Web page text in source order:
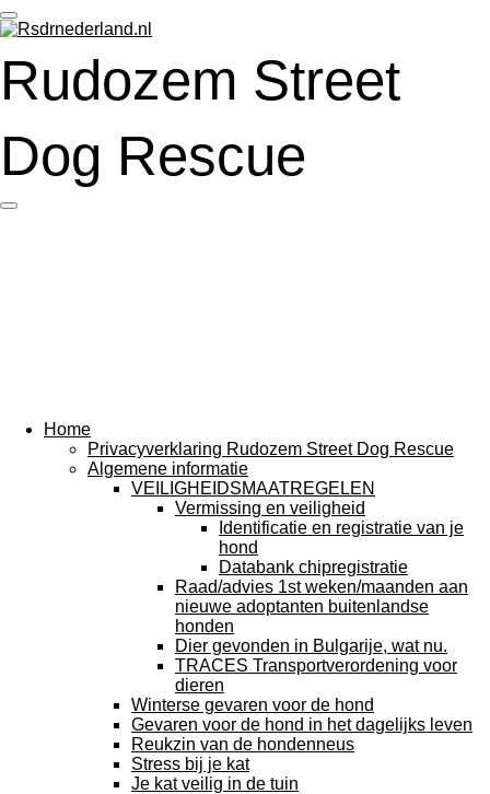
Ga
direct
naar
de
hoofdinhoud
Rudozem Street
Dog Rescue
Home
Privacyverklaring Rudozem Street Dog Rescue
Algemene informatie
VEILIGHEIDSMAATREGELEN
Vermissing en veiligheid
Identificatie en registratie van je
hond
Databank chipregistratie
Raad/advies 1st weken/maanden aan
nieuwe adoptanten buitenlandse
honden
Dier gevonden in Bulgarije, wat nu.
TRACES Transportverordening voor
dieren
Winterse gevaren voor de hond
Gevaren voor de hond in het dagelijks leven
Reukzin van de hondenneus
Stress bij je kat
Je kat veilig in de tuin